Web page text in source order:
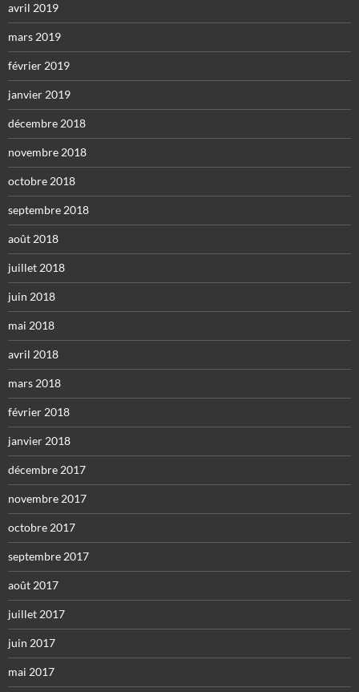
avril 2019
mars 2019
février 2019
janvier 2019
décembre 2018
novembre 2018
octobre 2018
septembre 2018
août 2018
juillet 2018
juin 2018
mai 2018
avril 2018
mars 2018
février 2018
janvier 2018
décembre 2017
novembre 2017
octobre 2017
septembre 2017
août 2017
juillet 2017
juin 2017
mai 2017